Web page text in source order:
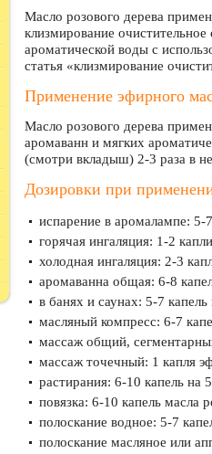
Масло розового дерева
клизмирование
ароматической воды с
статья «клизмирование
Применение эфирного
Масло розового дерева
аромаванн и мягких
(смотри вкладыш) 2-3 раза в
Дозировки при
испарение в аромалампе: 5-
горячая ингаляция: 1-2
холодная ингаляция: 2-3
аромаванна общая: 6-8
в банях и саунах: 5-7
масляный компресс: 6-7
массаж общий,
массаж точечный: 1 капля
растирания: 6-10 капель на
повязка: 6-10 капель масла
полоскание водное: 5-7
полоскание масляное или